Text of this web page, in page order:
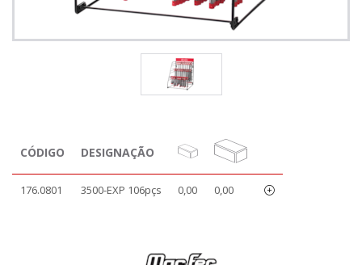
CÓDIGO DESIGNAÇÃO
176.0801 3500-EXP 106pçs 0,00 0,00